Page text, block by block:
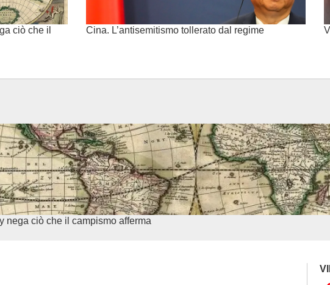
ciò che il
Cina. L’antisemitismo tollerato dal regime
nega ciò che il campismo afferma